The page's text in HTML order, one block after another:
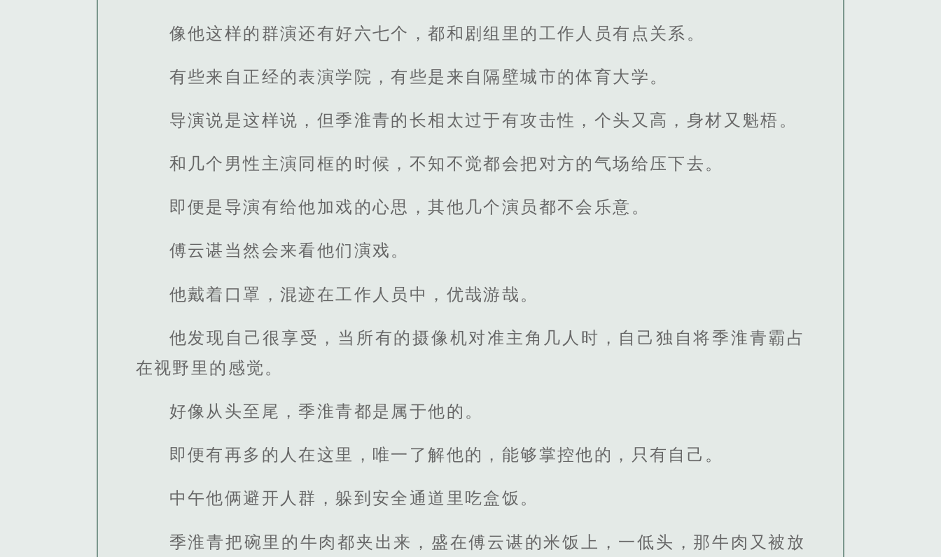
像他这样的群演还有好六七个，都和剧组里的工作人员有点关系。
有些来自正经的表演学院，有些是来自隔壁城市的体育大学。
导演说是这样说，但季淮青的长相太过于有攻击性，个头又高，身材又魁梧。
和几个男性主演同框的时候，不知不觉都会把对方的气场给压下去。
即便是导演有给他加戏的心思，其他几个演员都不会乐意。
傅云谌当然会来看他们演戏。
他戴着口罩，混迹在工作人员中，优哉游哉。
他发现自己很享受，当所有的摄像机对准主角几人时，自己独自将季淮青霸占
在视野里的感觉。
好像从头至尾，季淮青都是属于他的。
即便有再多的人在这里，唯一了解他的，能够掌控他的，只有自己。
中午他俩避开人群，躲到安全通道里吃盒饭。
季淮青把碗里的牛肉都夹出来，盛在傅云谌的米饭上，一低头，那牛肉又被放